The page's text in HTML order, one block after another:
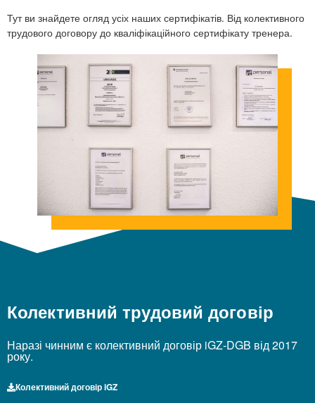
Тут ви знайдете огляд усіх наших сертифікатів. Від колективного
трудового договору до кваліфікаційного сертифікату тренера.
Колективний трудовий договір
Наразі чинним є колективний договір iGZ-DGB від 2017
року.
Колективний договір iGZ